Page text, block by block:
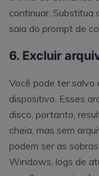
continuar. Substitua
saia do prompt de
6. Excluir
Você pode ter salvo
dispositivo. Esses
disco, portanto,
cheia, mas sem
podem ser as
Windows, logs de